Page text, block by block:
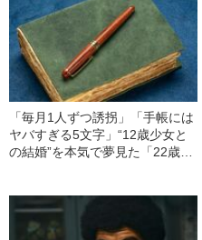
「毎月1人ずつ誘拐」「手帳には
ヤバすぎる5文字」“12歳少女と
の結婚”を本気で夢見た「22歳男